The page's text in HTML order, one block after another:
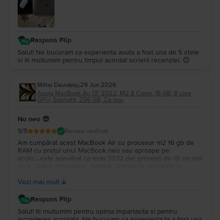
Raspuns Flip
Salut! Ne bucuram ca experienta avuta a fost una de 5 stele
si iti multumim pentru timpul acordat scrierii recenziei. 😊
Mihai Davidesy,29 Jun 2026
Apple MacBook Air 13″ 2022, M2 8 Cores, 16 GB, 8 core
GPU, Starlight, 256 GB, Ca nou
No neo 😎
5/5 Review verificat
Am cumpărat acest MacBook Air cu procesor m2 16 gb de
RAM cu prețul unui MacBook neo sau aproape pe
acolo….este adevărat ca este 2022 dar primești de 10 ori mai
super portabil …nu îl simți în geantă…Multumesc
Vezi mai mult
Raspuns Flip
Salut! Iti multumim pentru opinia impartasita si pentru